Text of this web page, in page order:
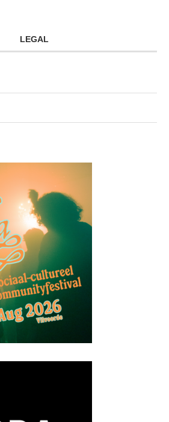
LEGAL